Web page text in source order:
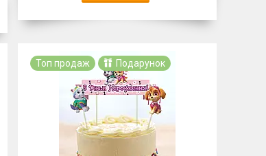
Топ продаж Подарунок